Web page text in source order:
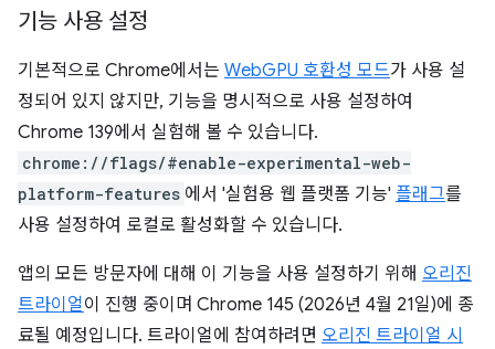
기능 사용 설정
기본적으로 Chrome에서는 WebGPU 호환성 모드가 사용 설
정되어 있지 않지만, 기능을 명시적으로 사용 설정하여
Chrome 139에서 실험해 볼 수 있습니다.
chrome://flags/#enable-experimental-web-
platform-features 에서 '실험용 웹 플랫폼 기능' 플래그를
사용 설정하여 로컬로 활성화할 수 있습니다.
앱의 모든 방문자에 대해 이 기능을 사용 설정하기 위해 오리진
트라이얼이 진행 중이며 Chrome 145 (2026년 4월 21일)에 종
료될 예정입니다. 트라이얼에 참여하려면 오리진 트라이얼 시